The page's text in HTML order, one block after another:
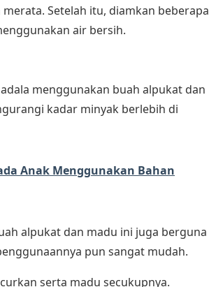
Setelah itu, diamkan beberapa
air bersih.
menggunakan buah alpukat dan
kadar minyak berlebih di
Anak Menggunakan Bahan
alpukat dan madu ini juga berguna
pun sangat mudah.
serta madu secukupnya.